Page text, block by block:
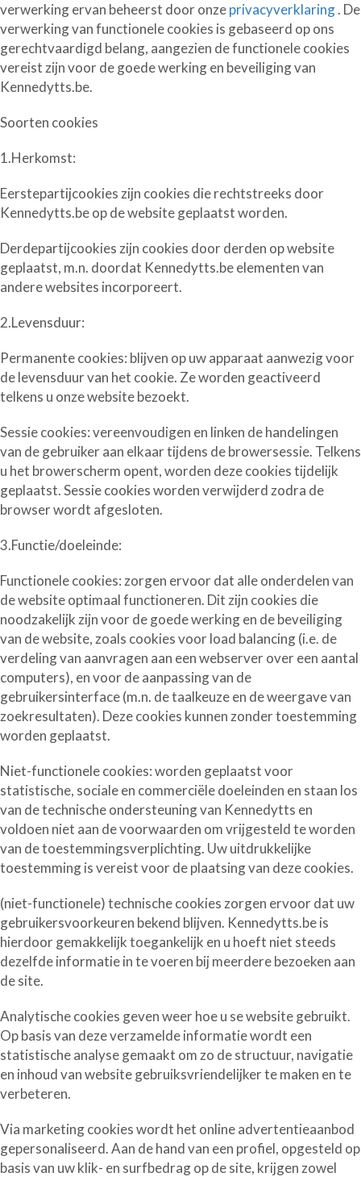
verwerking ervan beheerst door onzeprivacyverklaring. De
verwerking van functionele cookies is gebaseerd op ons
gerechtvaardigd belang, aangezien de functionele cookies
vereist zijn voor de goede werking en beveiliging van
Kennedytts.be.
Soorten cookies
1.Herkomst:
Eerstepartijcookies zijn cookies die rechtstreeks door
Kennedytts.be op de website geplaatst worden.
Derdepartijcookies zijn cookies door derden op website
geplaatst, m.n. doordat Kennedytts.be elementen van
andere websites incorporeert.
2.Levensduur:
Permanente cookies: blijven op uw apparaat aanwezig voor
de levensduur van het cookie. Ze worden geactiveerd
telkens u onze website bezoekt.
Sessie cookies:vereenvoudigen en linken de handelingen
van de gebruiker aan elkaar tijdens de browersessie. Telkens
u het browerscherm opent, worden deze cookies tijdelijk
geplaatst. Sessie cookies worden verwijderd zodra de
browser wordt afgesloten.
3.Functie/doeleinde:
Functionele cookies: zorgen ervoor dat alle onderdelen van
de website optimaal functioneren. Dit zijn cookies die
noodzakelijk zijn voor de goede werking en de beveiliging
van de website, zoals cookies voor load balancing (i.e. de
verdeling van aanvragen aan een webserver over een aantal
computers), en voor de aanpassing van de
gebruikersinterface (m.n. de taalkeuze en de weergave van
zoekresultaten). Deze cookies kunnen zonder toestemming
worden geplaatst.
Niet-functionele cookies:worden geplaatst voor
statistische, sociale en commerciële doeleinden en staan los
van de technische ondersteuning van Kennedytts en
voldoen niet aan de voorwaarden om vrijgesteld te worden
van de toestemmingsverplichting. Uw uitdrukkelijke
toestemming is vereist voor de plaatsing van deze cookies.
(niet-functionele) technische cookies zorgen ervoor dat uw
gebruikersvoorkeuren bekend blijven. Kennedytts.be is
hierdoor gemakkelijk toegankelijk en u hoeft niet steeds
dezelfde informatie in te voeren bij meerdere bezoeken aan
de site.
Analytische cookies geven weer hoe u se website gebruikt.
Op basis van deze verzamelde informatie wordt een
statistische analyse gemaakt om zo de structuur, navigatie
en inhoud van website gebruiksvriendelijker te maken en te
verbeteren.
Via marketing cookieswordt het online advertentieaanbod
gepersonaliseerd. Aan de hand van een profiel, opgesteld op
basis van uw klik- en surfbedrag op de site, krijgen zowel